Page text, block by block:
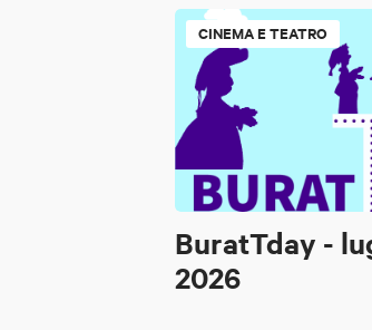
CINEMA E TEATRO
BuratTday -
2026